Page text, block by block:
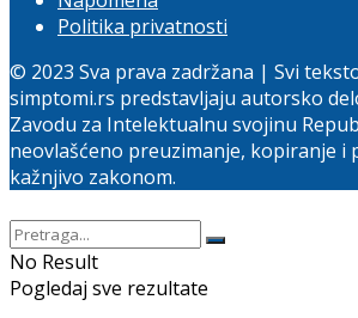
Politika privatnosti
© 2023 Sva prava zadržana | Svi
simptomi.rs predstavljaju autorsko
Zavodu za Intelektualnu svojinu
neovlašćeno preuzimanje, kopiranje i
kažnjivo zakonom.
No Result
Pogledaj sve rezultate